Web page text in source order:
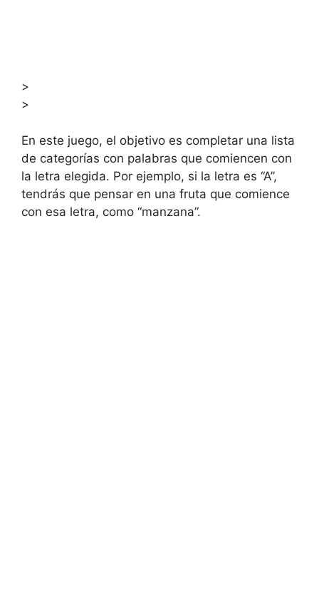
>
>
En este juego, el objetivo es completar una lista
de categorías con palabras que comiencen con
la letra elegida. Por ejemplo, si la letra es “A”,
tendrás que pensar en una fruta que comience
con esa letra, como “manzana”.